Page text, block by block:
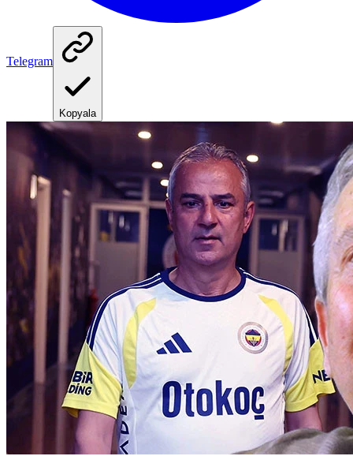
Telegram
Kopyala